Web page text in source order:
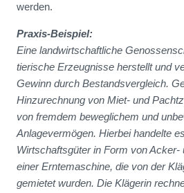
werden.
Praxis-Beispiel:
Eine landwirtschaftliche
tierische Erzeugnisse herstellt und
Gewinn durch Bestandsvergleich.
Hinzurechnung von Miet- und
von fremdem beweglichem und
Anlagevermögen. Hierbei handelte
Wirtschaftsgüter in Form von Acker-
einer Erntemaschine, die von der
gemietet wurden. Die Klägerin